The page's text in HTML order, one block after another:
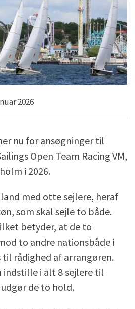
2026
nu for ansøgninger til
Open Team Racing VM,
i 2026.
med otte sejlere, heraf
som skal sejle to både.
betyder, at de to
to andre nationsbåde i
rådighed af arrangøren.
indstille i alt 8 sejlere til
de to hold.